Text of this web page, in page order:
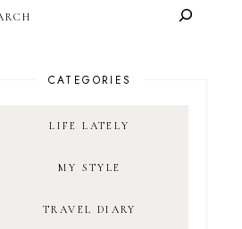
CATEGORIES
LIFE LATELY
MY STYLE
TRAVEL DIARY